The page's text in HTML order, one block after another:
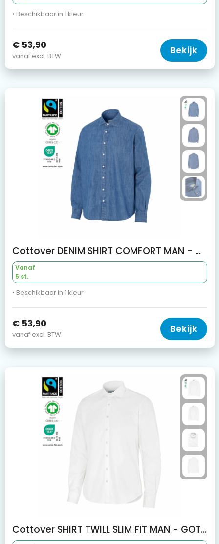
• Beschikbaar in 1 kleur
€ 53,90
vanaf excl. BTW Bekijk
Cottover DENIM SHIRT COMFORT MAN - GOTS GECERTIFICEERD
Vanaf
5 st.
• Beschikbaar in 1 kleur
€ 53,90
vanaf excl. BTW Bekijk
Cottover SHIRT TWILL SLIM FIT MAN - GOTS GECERTIFICEERD